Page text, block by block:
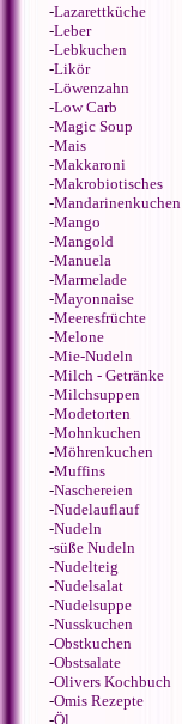
-Lazarettküche
-Leber
-Lebkuchen
-Likör
-Löwenzahn
-Low Carb
-Magic Soup
-Mais
-Makkaroni
-Makrobiotisches
-Mandarinenkuchen
-Mango
-Mangold
-Manuela
-Marmelade
-Mayonnaise
-Meeresfrüchte
-Melone
-Mie-Nudeln
-Milch - Getränke
-Milchsuppen
-Modetorten
-Mohnkuchen
-Möhrenkuchen
-Muffins
-Naschereien
-Nudelauflauf
-Nudeln
-süße Nudeln
-Nudelteig
-Nudelsalat
-Nudelsuppe
-Nusskuchen
-Obstkuchen
-Obstsalate
-Olivers Kochbuch
-Omis Rezepte
-Öl